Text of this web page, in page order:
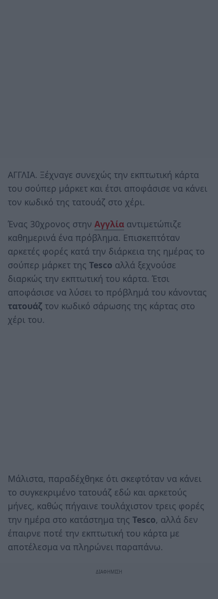
ΑΓΓΛΙΑ. Ξέχναγε συνεχώς την εκπτωτική κάρτα
του σούπερ μάρκετ και έτσι αποφάσισε να κάνει
τον κωδικό της τατουάζ στο χέρι.
Ένας 30χρονος στην Αγγλία αντιμετώπιζε
καθημερινά ένα πρόβλημα. Επισκεπτόταν
αρκετές φορές κατά την διάρκεια της ημέρας το
σούπερ μάρκετ της Tesco αλλά ξεχνούσε
διαρκώς την εκπτωτική του κάρτα. Έτσι
αποφάσισε να λύσει το πρόβλημά του κάνοντας
τατουάζ τον κωδικό σάρωσης της κάρτας στο
χέρι του.
Μάλιστα, παραδέχθηκε ότι σκεφτόταν να κάνει
το συγκεκριμένο τατουάζ εδώ και αρκετούς
μήνες, καθώς πήγαινε τουλάχιστον τρεις φορές
την ημέρα στο κατάστημα της Tesco, αλλά δεν
έπαιρνε ποτέ την εκπτωτική του κάρτα με
αποτέλεσμα να πληρώνει παραπάνω.